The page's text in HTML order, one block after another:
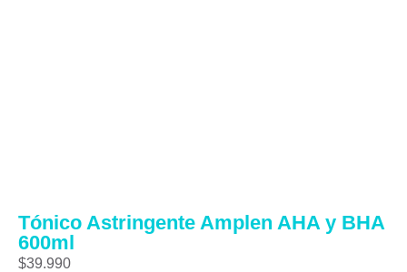
Tónico Astringente Amplen AHA y BHA
600ml
$39.990